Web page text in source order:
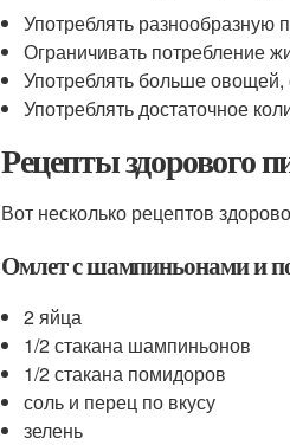
Употреблять
Ограничивать потребление
Употреблять больше овощей,
Употреблять достаточное
Рецепты здорового
Вот несколько рецептов
Омлет с шампиньонами и
2 яйца
1/2 стакана шампиньонов
1/2 стакана помидоров
соль и перец по вкусу
зелень